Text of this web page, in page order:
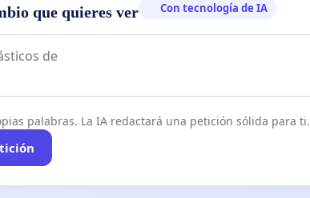
que quieres ver Con tecnología de IA
palabras. La IA redactará una petición sólida para ti.